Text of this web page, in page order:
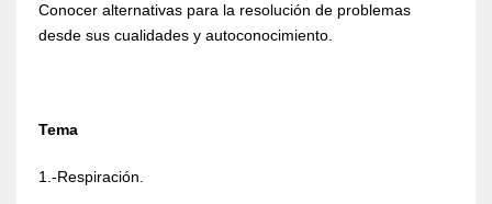
Conocer alternativas para la resolución de problemas
desde sus cualidades y autoconocimiento.
Tema
1.-Respiración.